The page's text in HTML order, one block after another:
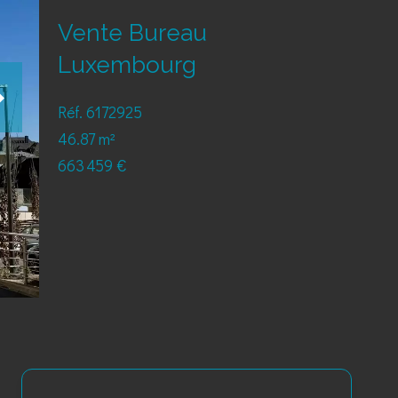
Vente Bureau
Luxembourg
Réf. 6172925
46.87 m²
663 459 €